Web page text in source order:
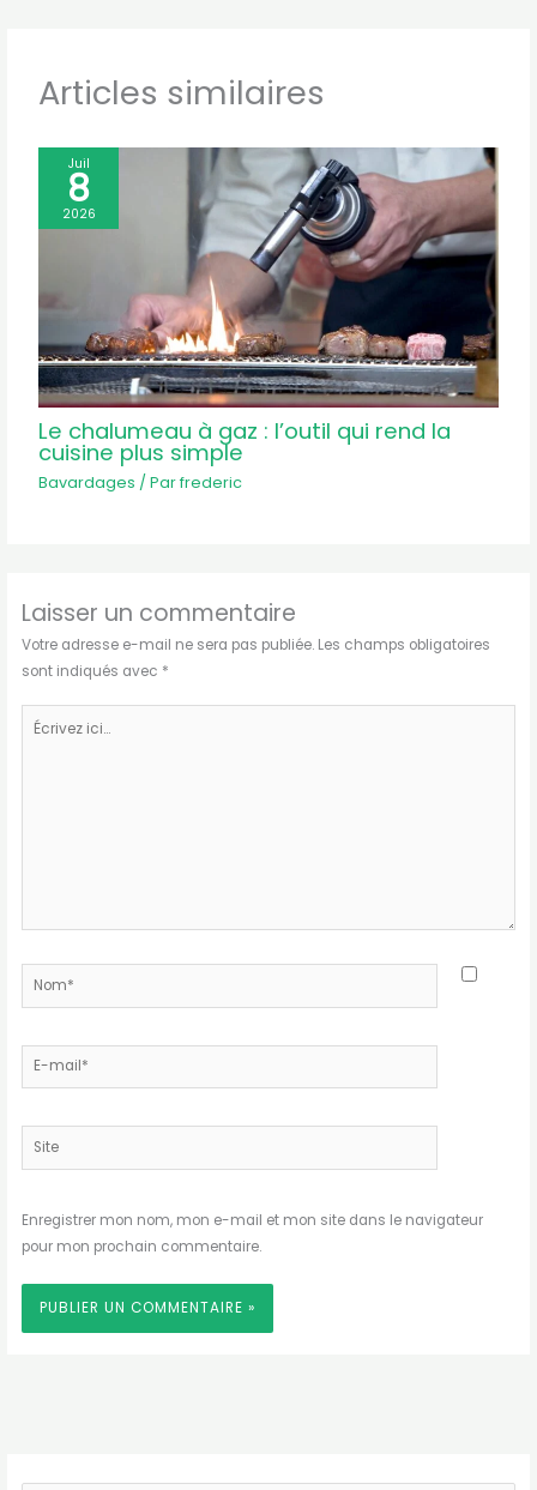
Articles similaires
Juil
8
2026
Le chalumeau à gaz : l’outil qui rend la
cuisine plus simple
Bavardages / Parfrederic
Laisser un commentaire
Votre adresse e-mail ne sera pas publiée. Les champs obligatoires
sont indiqués avec *
Écrivez
Nom*
E-
mail*
Site
Enregistrer mon nom, mon e-mail et mon site dans le navigateur
pour mon prochain commentaire.